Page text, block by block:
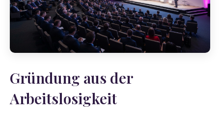
Gründung aus der
Arbeitslosigkeit